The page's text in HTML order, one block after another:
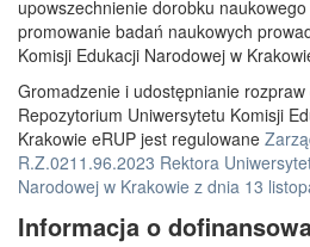
upowszechnienie dorobku
promowanie badań naukowych
Komisji Edukacji Narodowej w
Gromadzenie i udostępnianie
Repozytorium Uniwersytetu Komisji
Krakowie eRUP jest regulowane
R.Z.0211.96.2023 Rektora
Narodowej w Krakowie z dnia 13
Informacja o